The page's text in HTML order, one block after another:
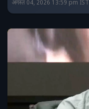
अगस्त 04, 2026 13:59 pm IST